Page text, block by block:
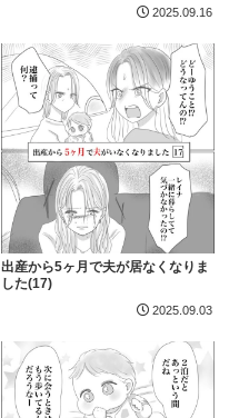
2025.09.16
出産から5ヶ月で夫が居なくなりま
した(17)
2025.09.03